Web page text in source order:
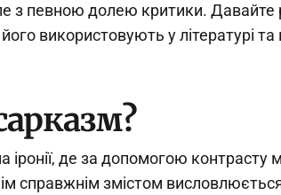
з певною долею критики.
використовують у літературі
де за допомогою контрасту
справжнім змістом